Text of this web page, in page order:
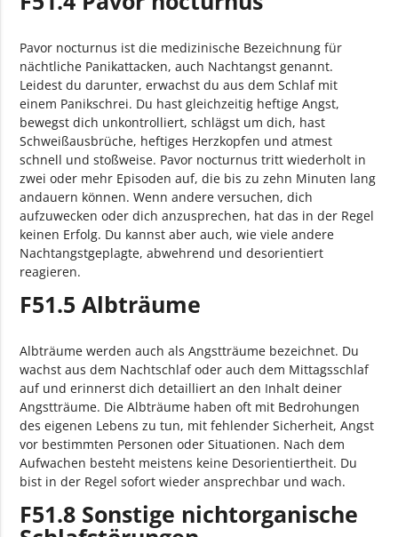
Pavor nocturnus ist die medizinische Bezeichnung für
nächtliche Panikattacken, auch Nachtangst genannt.
Leidest du darunter, erwachst du aus dem Schlaf mit
einem Panikschrei. Du hast gleichzeitig heftige Angst,
bewegst dich unkontrolliert, schlägst um dich, hast
Schweißausbrüche, heftiges Herzkopfen und atmest
schnell und stoßweise. Pavor nocturnus tritt wiederholt in
zwei oder mehr Episoden auf, die bis zu zehn Minuten lang
andauern können. Wenn andere versuchen, dich
aufzuwecken oder dich anzusprechen, hat das in der Regel
keinen Erfolg. Du kannst aber auch, wie viele andere
Nachtangstgeplagte, abwehrend und desorientiert
reagieren.
F51.5 Albträume
Albträume werden auch als Angstträume bezeichnet. Du
wachst aus dem Nachtschlaf oder auch dem Mittagsschlaf
auf und erinnerst dich detailliert an den Inhalt deiner
Angstträume. Die Albträume haben oft mit Bedrohungen
des eigenen Lebens zu tun, mit fehlender Sicherheit, Angst
vor bestimmten Personen oder Situationen. Nach dem
Aufwachen besteht meistens keine Desorientiertheit. Du
bist in der Regel sofort wieder ansprechbar und wach.
F51.8 Sonstige nichtorganische